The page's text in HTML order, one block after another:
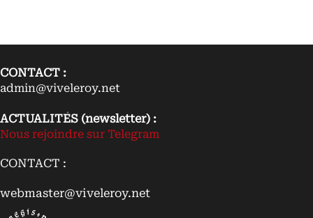
CONTACT :
admin@viveleroy.net
ACTUALITÉS (newsletter) :
Nous rejoindre sur Telegram
CONTACT :
webmaster@viveleroy.net